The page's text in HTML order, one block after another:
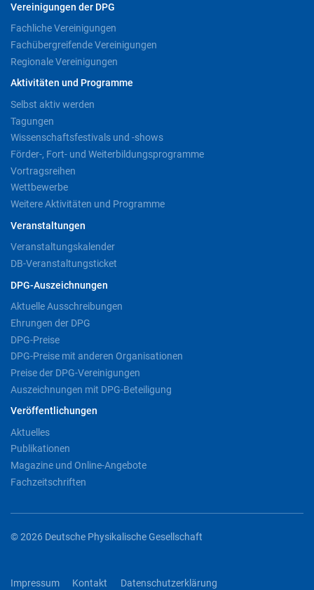
Vereinigungen der DPG
Fachliche Vereinigungen
Fachübergreifende Vereinigungen
Regionale Vereinigungen
Aktivitäten und Programme
Selbst aktiv werden
Tagungen
Wissenschaftsfestivals und -shows
Förder-, Fort- und Weiterbildungsprogramme
Vortragsreihen
Wettbewerbe
Weitere Aktivitäten und Programme
Veranstaltungen
Veranstaltungskalender
DB-Veranstaltungsticket
DPG-Auszeichnungen
Aktuelle Ausschreibungen
Ehrungen der DPG
DPG-Preise
DPG-Preise mit anderen Organisationen
Preise der DPG-Vereinigungen
Auszeichnungen mit DPG-Beteiligung
Veröffentlichungen
Aktuelles
Publikationen
Magazine und Online-Angebote
Fachzeitschriften
© 2026 Deutsche Physikalische Gesellschaft
Impressum Kontakt Datenschutzerklärung